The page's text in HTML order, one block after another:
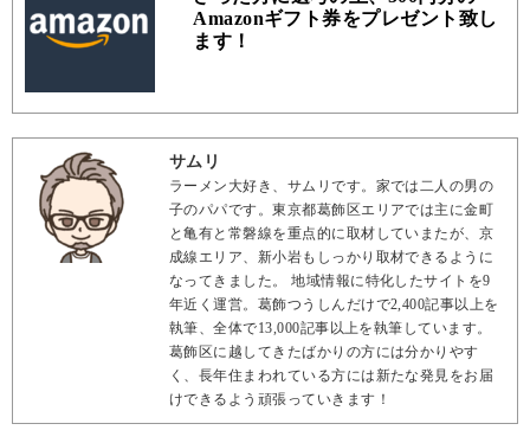
Amazonギフト券をプレゼント致し
ます！
サムリ
ラーメン大好き、サムリです。家では二人の男の
子のパパです。東京都葛飾区エリアでは主に金町
と亀有と常磐線を重点的に取材していまたが、京
成線エリア、新小岩もしっかり取材できるように
なってきました。 地域情報に特化したサイトを9
年近く運営。葛飾つうしんだけで2,400記事以上を
執筆、全体で13,000記事以上を執筆しています。
葛飾区に越してきたばかりの方には分かりやす
く、長年住まわれている方には新たな発見をお届
けできるよう頑張っていきます！